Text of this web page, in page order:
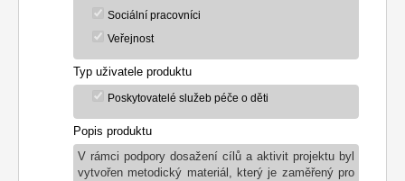
Sociální pracovníci
Veřejnost
Typ uživatele produktu
Poskytovatelé služeb péče o děti
Popis produktu
V rámci podpory dosažení cílů a aktivit projektu byl
vytvořen metodický materiál, který je zaměřený pro